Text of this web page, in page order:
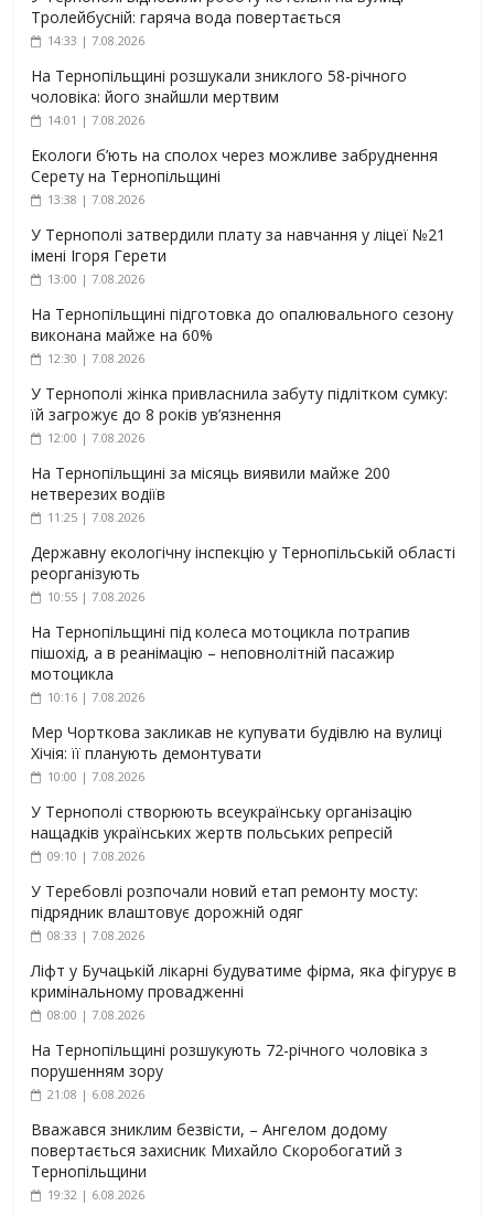
Тролейбусній: гаряча вода повертається
14:33 | 7.08.2026
На Тернопільщині розшукали зниклого 58-річного
чоловіка: його знайшли мертвим
14:01 | 7.08.2026
Екологи б’ють на сполох через можливе забруднення
Серету на Тернопільщині
13:38 | 7.08.2026
У Тернополі затвердили плату за навчання у ліцеї №21
імені Ігоря Герети
13:00 | 7.08.2026
На Тернопільщині підготовка до опалювального сезону
виконана майже на 60%
12:30 | 7.08.2026
У Тернополі жінка привласнила забуту підлітком сумку:
їй загрожує до 8 років ув’язнення
12:00 | 7.08.2026
На Тернопільщині за місяць виявили майже 200
нетверезих водіїв
11:25 | 7.08.2026
Державну екологічну інспекцію у Тернопільській області
реорганізують
10:55 | 7.08.2026
На Тернопільщині під колеса мотоцикла потрапив
пішохід, а в реанімацію – неповнолітній пасажир
мотоцикла
10:16 | 7.08.2026
Мер Чорткова закликав не купувати будівлю на вулиці
Хічія: її планують демонтувати
10:00 | 7.08.2026
У Тернополі створюють всеукраїнську організацію
нащадків українських жертв польських репресій
09:10 | 7.08.2026
У Теребовлі розпочали новий етап ремонту мосту:
підрядник влаштовує дорожній одяг
08:33 | 7.08.2026
Ліфт у Бучацькій лікарні будуватиме фірма, яка фігурує в
кримінальному провадженні
08:00 | 7.08.2026
На Тернопільщині розшукують 72-річного чоловіка з
порушенням зору
21:08 | 6.08.2026
Вважався зниклим безвісти, – Ангелом додому
повертається захисник Михайло Скоробогатий з
Тернопільщини
19:32 | 6.08.2026